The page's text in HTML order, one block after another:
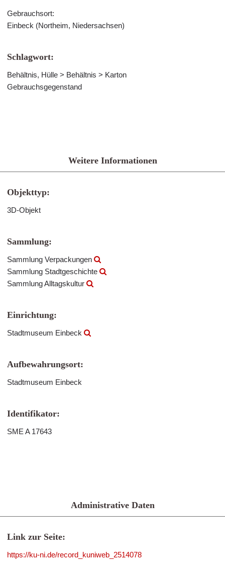
Gebrauchsort:
Einbeck (Northeim, Niedersachsen)
Schlagwort:
Behältnis, Hülle > Behältnis > Karton
Gebrauchsgegenstand
Weitere Informationen
Objekttyp:
3D-Objekt
Sammlung:
Sammlung Verpackungen
Sammlung Stadtgeschichte
Sammlung Alltagskultur
Einrichtung:
Stadtmuseum Einbeck
Aufbewahrungsort:
Stadtmuseum Einbeck
Identifikator:
SME A 17643
Administrative Daten
Link zur Seite:
https://ku-ni.de/record_kuniweb_2514078